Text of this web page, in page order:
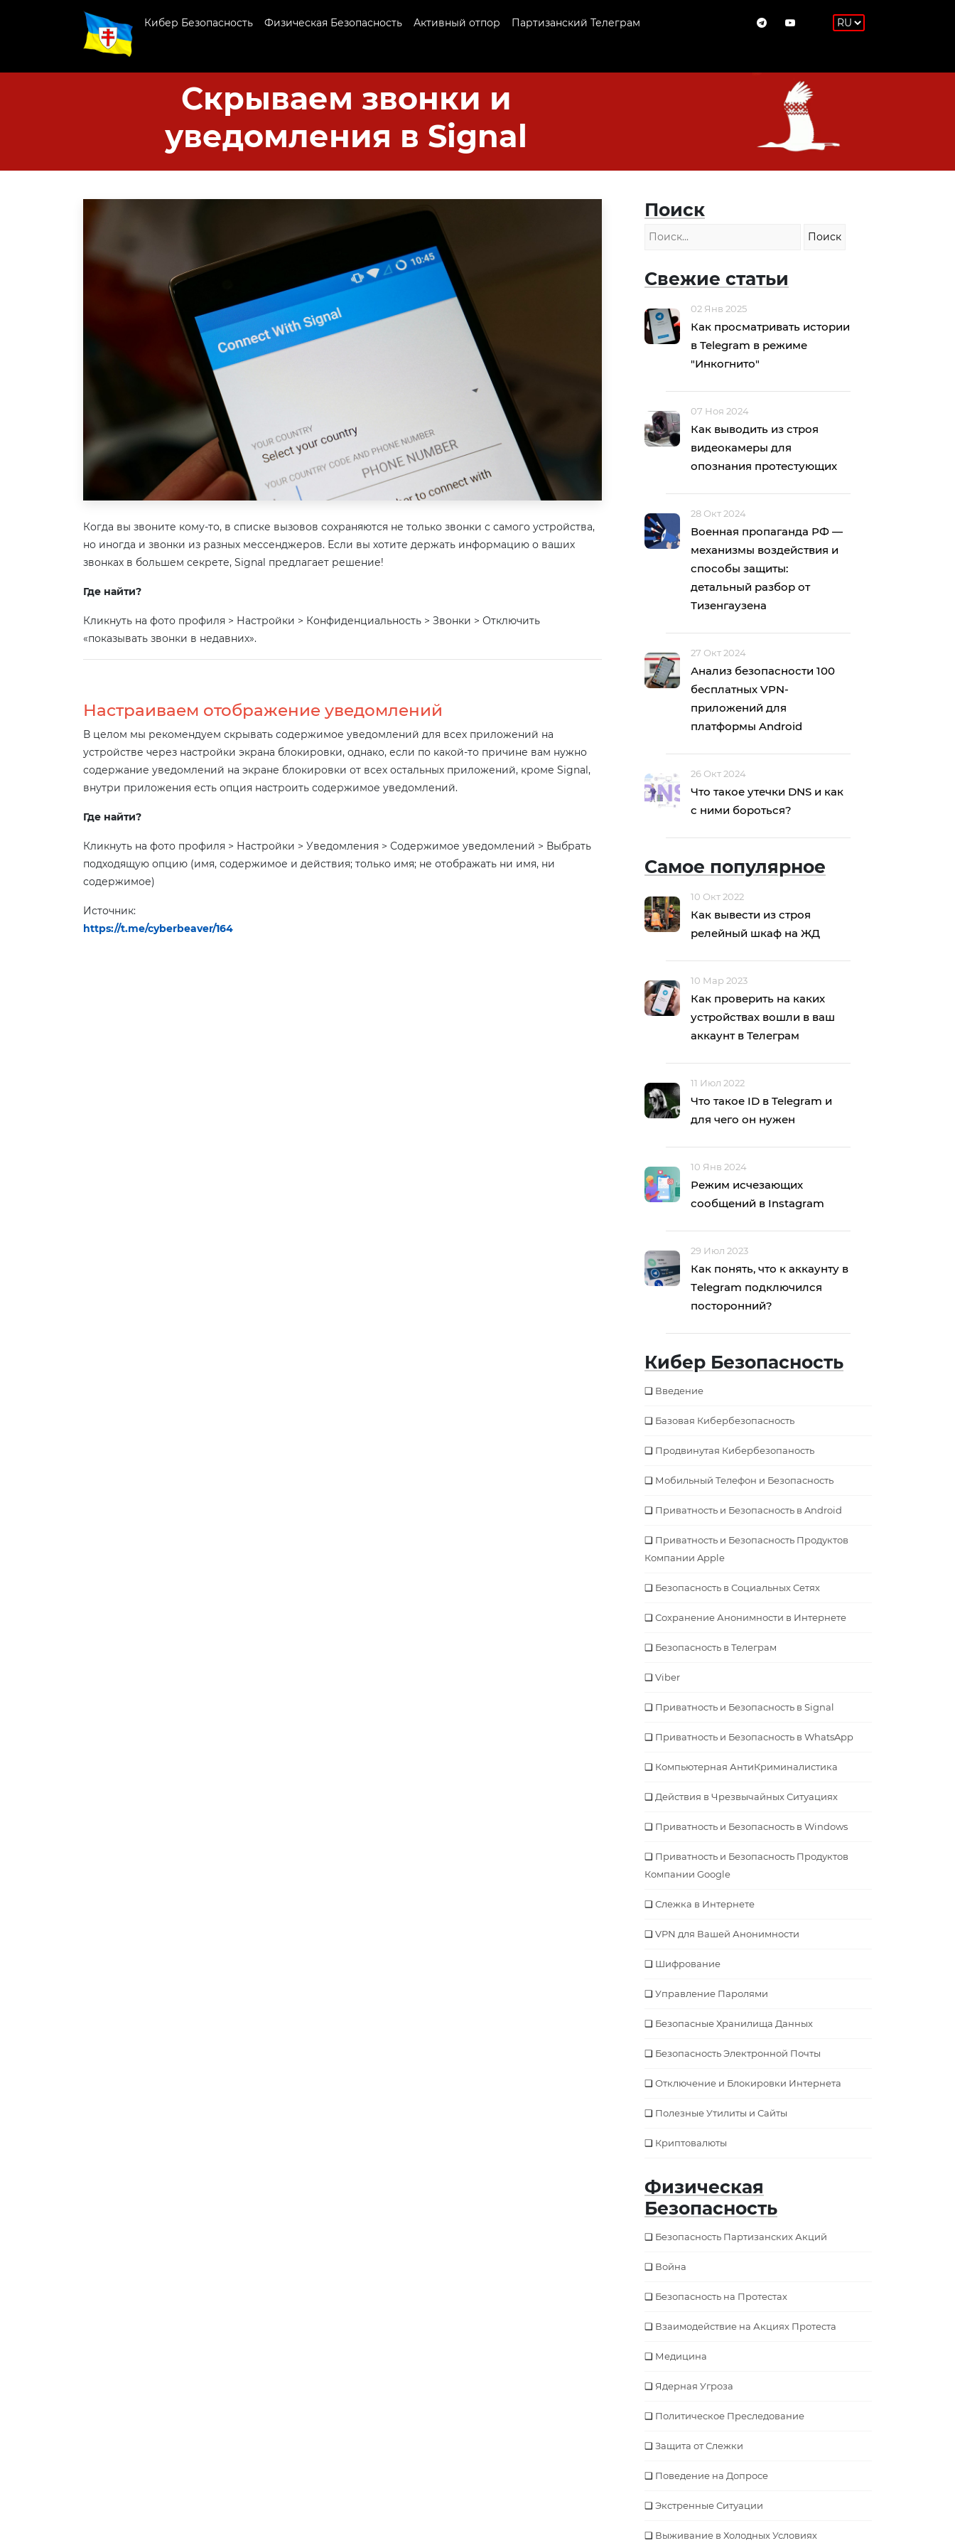
Кибер Безопасность Физическая Безопасность Активный отпор Партизанский Телеграм
Скрываем звонки и
уведомления в Signal
Когда вы звоните кому-то, в списке вызовов сохраняются не только звонки с самого устройства,
но иногда и звонки из разных мессенджеров. Если вы хотите держать информацию о ваших
звонках в большем секрете, Signal предлагает решение!
Где найти?
Кликнуть на фото профиля > Настройки > Конфиденциальность > Звонки > Отключить
«показывать звонки в недавних».
Настраиваем отображение уведомлений
В целом мы рекомендуем скрывать содержимое уведомлений для всех приложений на
устройстве через настройки экрана блокировки, однако, если по какой-то причине вам нужно
содержание уведомлений на экране блокировки от всех остальных приложений, кроме Signal,
внутри приложения есть опция настроить содержимое уведомлений.
Где найти?
Кликнуть на фото профиля > Настройки > Уведомления > Содержимое уведомлений > Выбрать
подходящую опцию (имя, содержимое и действия; только имя; не отображать ни имя, ни
содержимое)
Источник:
https://t.me/cyberbeaver/164
Поиск
Свежие статьи
02 Янв 2025
Как просматривать истории
в Telegram в режиме
"Инкогнито"
07 Ноя 2024
Как выводить из строя
видеокамеры для
опознания протестующих
28 Окт 2024
Военная пропаганда РФ —
механизмы воздействия и
способы защиты:
детальный разбор от
Тизенгаузена
27 Окт 2024
Анализ безопасности 100
бесплатных VPN-
приложений для
платформы Android
26 Окт 2024
Что такое утечки DNS и как
с ними бороться?
Самое популярное
10 Окт 2022
Как вывести из строя
релейный шкаф на ЖД
10 Мар 2023
Как проверить на каких
устройствах вошли в ваш
аккаунт в Телеграм
11 Июл 2022
Что такое ID в Telegram и
для чего он нужен
10 Янв 2024
Режим исчезающих
сообщений в Instagram
29 Июл 2023
Как понять, что к аккаунту в
Тelegram подключился
посторонний?
Кибер Безопасность
Введение
Базовая Кибербезопаcность
Продвинутая Кибербезопаность
Мобильный Телефон и Безопасность
Приватность и Безопасность в Android
Приватность и Безопасность Продуктов
Компании Apple
Безопаcность в Социальных Сетях
Сохранение Анонимности в Интернете
Безопасность в Телеграм
Viber
Приватность и Безопасность в Signal
Приватность и Безопасность в WhatsApp
Компьютерная АнтиКриминалистика
Действия в Чрезвычайных Ситуациях
Приватность и Безопасность в Windows
Приватность и Безопасность Продуктов
Компании Google
Слежка в Интернете
VPN для Вашей Анонимности
Шифрование
Управление Паролями
Безопасные Хранилища Данных
Безопасность Электронной Почты
Отключение и Блокировки Интернета
Полезные Утилиты и Сайты
Криптовалюты
Физическая
Безопасность
Безопасность Партизанских Акций
Война
Безопасность на Протестах
Взаимодействие на Акциях Протеста
Медицина
Ядерная Угроза
Политическое Преследование
Защита от Слежки
Поведение на Допросе
Экстренные Ситуации
Выживание в Холодных Условиях